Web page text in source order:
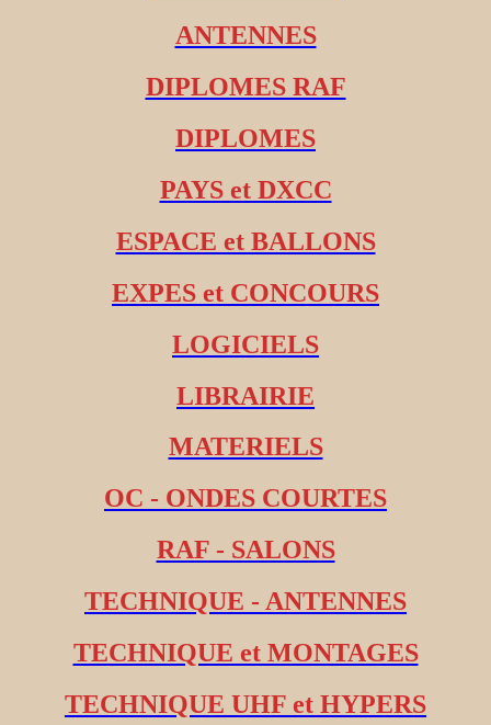
ANTENNES
DIPLOMES RAF
DIPLOMES
PAYS et DXCC
ESPACE et BALLONS
EXPES et CONCOURS
LOGICIELS
LIBRAIRIE
MATERIELS
OC - ONDES COURTES
RAF - SALONS
TECHNIQUE - ANTENNES
TECHNIQUE et MONTAGES
TECHNIQUE UHF et HYPERS